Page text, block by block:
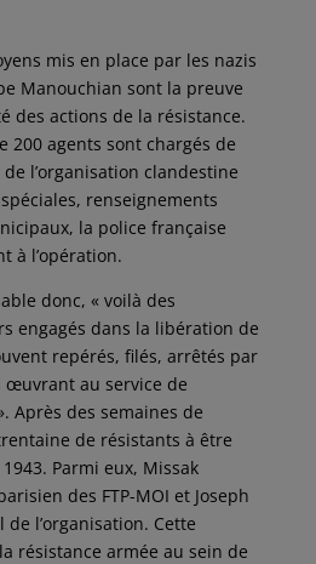
mis en place par les nazis
Manouchian sont la preuve
des actions de la résistance.
200 agents sont chargés de
l’organisation clandestine
renseignements
la police française
à l’opération.
donc, « voilà des
engagés dans la libération de
repérés, filés, arrêtés par
œuvrant au service de
Après des semaines de
de résistants à être
Parmi eux, Missak
des FTP-MOI et Joseph
l’organisation. Cette
résistance armée au sein de